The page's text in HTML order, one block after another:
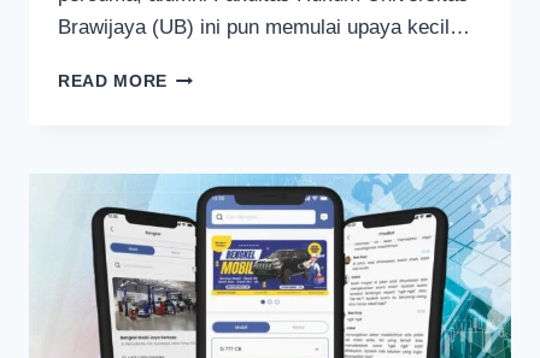
Brawijaya (UB) ini pun memulai upaya kecil…
READ MORE BUKET
PENGHASIL
REZEKI
BAGI
SHERLY